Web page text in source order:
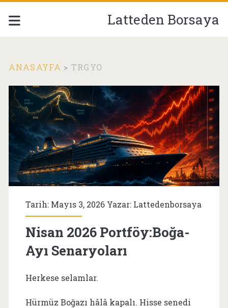
Latteden Borsaya
ANASAYFA > TRGYO
Etiket:
<span>TRGYO</
Tarih: Mayıs 3, 2026 Yazar: Lattedenborsaya
Nisan 2026 Portföy:Boğa-
Ayı Senaryoları
Herkese selamlar.
Hürmüz Boğazı hâlâ kapalı. Hisse senedi